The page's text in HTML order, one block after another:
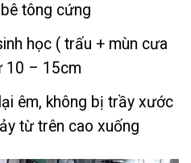
tông cứng
học ( trấu + mùn cưa
10 – 15cm
êm, không bị trầy xước
từ trên cao xuống